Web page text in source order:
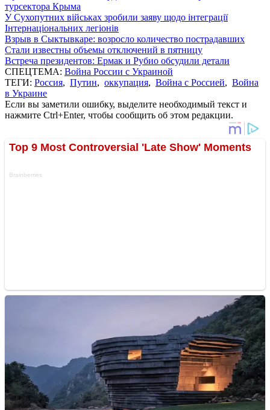
турсектора Крыма
У Сухопутних військах зробили заяву щодо інтеграції
Інтернаціональних легіонів
Взрыв в Сыктывкаре: возросло количество пострадавших
Стали известны объемы отключений в пятницу
Встреча президентов: Ермак и Рубио обсудили детали
СПЕЦТЕМА: Война России с Украиной
ТЕГИ: Россия, Путин, оккупация, Война с Россией, Война
в Украине
Если вы заметили ошибку, выделите необходимый текст и
нажмите Ctrl+Enter, чтобы сообщить об этом редакции.